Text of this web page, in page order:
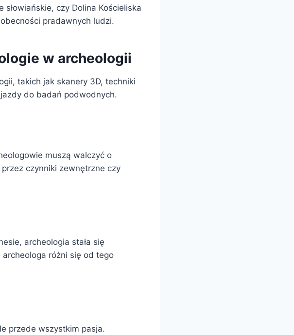
czy Dolina Kościeliska
pradawnych ludzi.
w archeologii
takich jak skanery 3D, techniki
do badań podwodnych.
muszą walczyć o
czynniki zewnętrzne czy
archeologia stała się
różni się od tego
przede wszystkim pasja.